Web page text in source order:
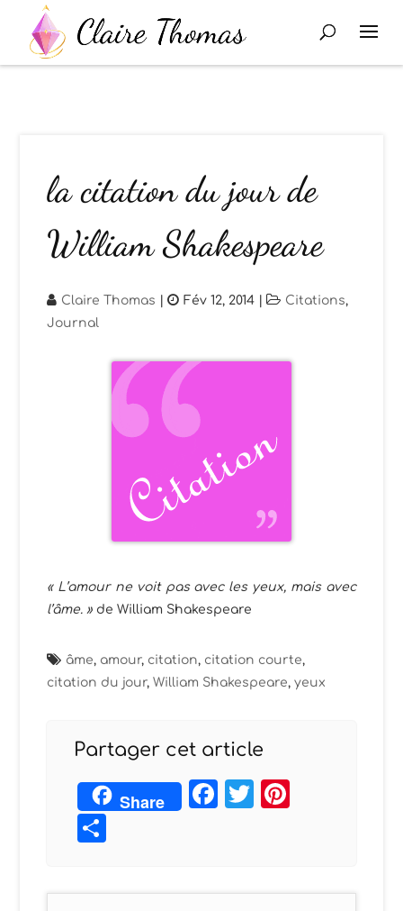
la citation du jour de
William Shakespeare
Claire Thomas | Fév 12, 2014 | Citations,
Journal
« L’amour ne voit pas avec les yeux, mais avec
l’âme. » de William Shakespeare
âme, amour, citation, citation courte,
citation du jour,William Shakespeare,yeux
Partager cet article
Share Facebook
Twitter